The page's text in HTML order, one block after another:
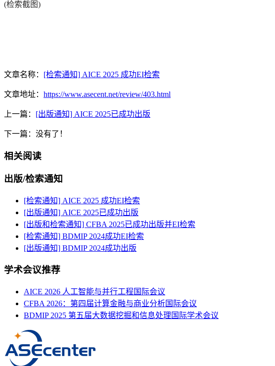
(检索截图)
文章名称： [检索通知] AICE 2025 成功EI检索
文章地址： https://www.asecent.net/review/403.html
上一篇： [出版通知] AICE 2025已成功出版
下一篇：没有了！
相关阅读
出版/检索通知
[检索通知] AICE 2025 成功EI检索
[出版通知] AICE 2025已成功出版
[出版和检索通知] CFBA 2025已成功出版并EI检索
[检索通知] BDMIP 2024成功EI检索
[出版通知] BDMIP 2024成功出版
学术会议推荐
AICE 2026 人工智能与并行工程国际会议
CFBA 2026：第四届计算金融与商业分析国际会议
BDMIP 2025 第五届大数据挖掘和信息处理国际学术会议